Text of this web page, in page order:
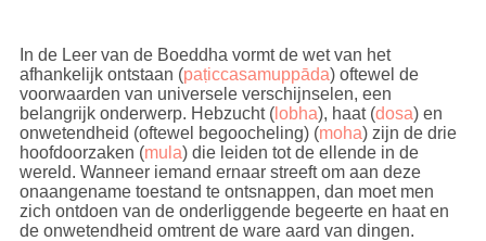
In de Leer van de Boeddha vormt de wet van het
afhankelijk ontstaan (paṭiccasamuppāda) oftewel de
voorwaarden van universele verschijnselen, een
belangrijk onderwerp. Hebzucht (lobha), haat (dosa) en
onwetendheid (oftewel begoocheling) (moha) zijn de drie
hoofdoorzaken (mula) die leiden tot de ellende in de
wereld. Wanneer iemand ernaar streeft om aan deze
onaangename toestand te ontsnappen, dan moet men
zich ontdoen van de onderliggende begeerte en haat en
de onwetendheid omtrent de ware aard van dingen.